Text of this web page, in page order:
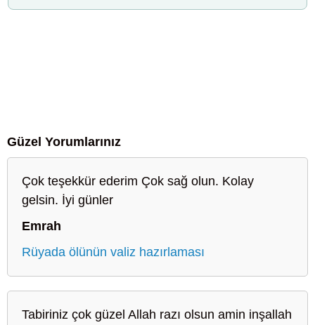
Güzel Yorumlarınız
Çok teşekkür ederim Çok sağ olun. Kolay
gelsin. İyi günler
Emrah
Rüyada ölünün valiz hazırlaması
Tabiriniz çok güzel Allah razı olsun amin inşallah